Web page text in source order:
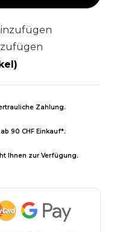
Zahlung.
90 CHF Einkauf*.
Ihnen zur Verfügung.